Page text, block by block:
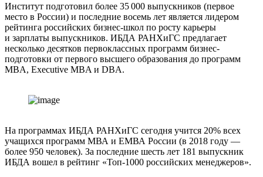
Институт подготовил более 35 000 выпускников (первое
место в России) и последние восемь лет является лидером
рейтинга российских бизнес-школ по росту карьеры
и зарплаты выпускников. ИБДА РАНХиГС предлагает
несколько десятков первоклассных программ бизнес-
подготовки от первого высшего образования до программ
MBA, Executive MBA и DBA.
На программах ИБДА РАНХиГС сегодня учится 20% всех
учащихся программ МВА и ЕМВА России (в 2018 году —
более 950 человек). За последние шесть лет 181 выпускник
ИБДА вошел в рейтинг «Топ-1000 российских менеджеров».